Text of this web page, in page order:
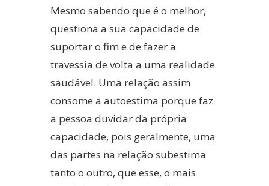
Mesmo sabendo que é o melhor,
questiona a sua capacidade de
suportar o fim e de fazer a
travessia de volta a uma realidade
saudável. Uma relação assim
consome a autoestima porque faz
a pessoa duvidar da própria
capacidade, pois geralmente, uma
das partes na relação subestima
tanto o outro, que esse, o mais